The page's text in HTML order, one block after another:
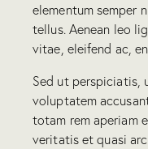
elementum semper
tellus. Aenean leo
vitae, eleifend ac,
Sed ut perspiciatis,
voluptatem
totam rem aperiam
veritatis et quasi